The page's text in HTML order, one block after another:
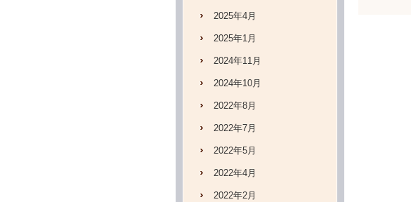
2025年4月
2025年1月
2024年11月
2024年10月
2022年8月
2022年7月
2022年5月
2022年4月
2022年2月